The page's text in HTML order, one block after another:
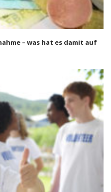
– was hat es damit auf